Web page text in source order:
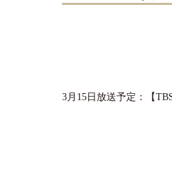
3月15日放送予定：【